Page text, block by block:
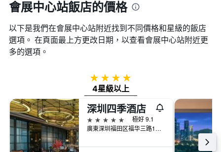
會展中心站飯店的價格
以下是我們在會展中心站​附近找到不同價格和星級的飯店
選項。 在頁面最上方更改日期，以查看會展中心站​附近更
多的選項。
4星級
4星級以上
深圳四季酒店
5星級
極好 9.1
廣東深圳福田区福华三路138号